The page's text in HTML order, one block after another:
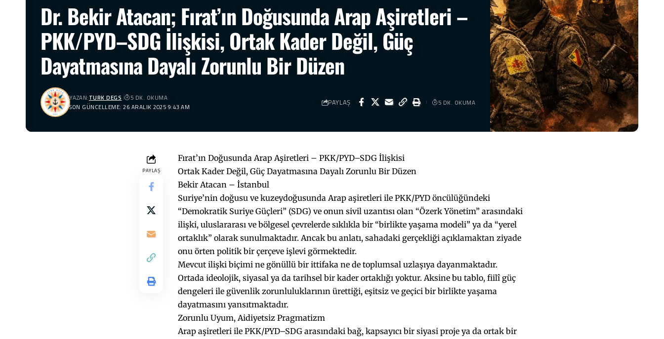
Dr. Bekir Atacan; Fırat’ın Doğusunda Arap Aşiretleri –
PKK/PYD–SDG İlişkisi, Ortak Kader Değil, Güç
Dayatmasına Dayalı Zorunlu Bir Düzen
SON GÜNCELLEME: 26 ARALIK 2025 9:43 AM
YAZAN:TURK DEGS 5 DK. OKUMA PAYLAŞ 5 DK. OKUMA
PAYLAŞ
Fırat’ın Doğusunda Arap Aşiretleri – PKK/PYD–SDG İlişkisi
Ortak Kader Değil, Güç Dayatmasına Dayalı Zorunlu Bir Düzen
Bekir Atacan – İstanbul
Suriye’nin doğusu ve kuzeydoğusunda Arap aşiretleri ile PKK/PYD öncülüğündeki
“Demokratik Suriye Güçleri” (SDG) ve onun sivil uzantısı olan “Özerk Yönetim” arasındaki
ilişki, uluslararası ve bölgesel çevrelerde sıklıkla bir “birlikte yaşama modeli” ya da “yerel
ortaklık” olarak sunulmaktadır. Ancak bu anlatı, sahadaki gerçekliği açıklamaktan ziyade
onu örten politik bir çerçeve işlevi görmektedir.
Mevcut ilişki biçimi ne gönüllü bir ittifaka ne de toplumsal uzlaşıya dayanmaktadır.
Ortada ideolojik, siyasal ya da tarihsel bir kader ortaklığı yoktur. Aksine bu tablo, fiilî güç
dengeleri ile güvenlik zorunluluklarının ürettiği, eşitsiz ve geçici bir birlikte yaşama
dayatmasını yansıtmaktadır.
Zorunlu Uyum, Aidiyetsiz Pragmatizm
Arap aşiretleri ile PKK/PYD–SDG arasındaki bağ, kapsayıcı bir siyasi proje ya da ortak bir